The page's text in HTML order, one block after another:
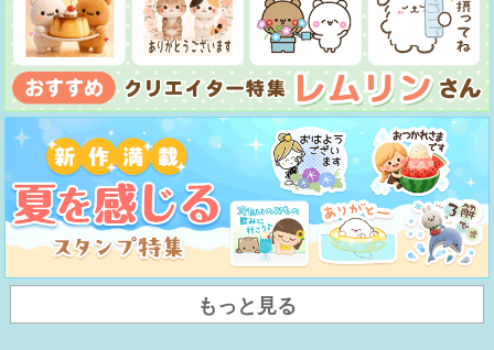
もっと見る